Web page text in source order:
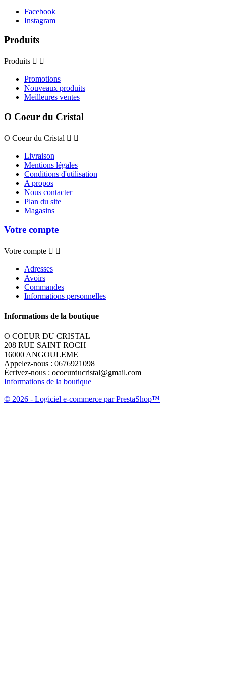
Facebook
Instagram
Produits
Produits  
Promotions
Nouveaux produits
Meilleures ventes
O Coeur du Cristal
O Coeur du Cristal  
Livraison
Mentions légales
Conditions d'utilisation
A propos
Nous contacter
Plan du site
Magasins
Votre compte
Votre compte  
Adresses
Avoirs
Commandes
Informations personnelles
Informations de la boutique
O COEUR DU CRISTAL
208 RUE SAINT ROCH
16000 ANGOULEME
Appelez-nous : 0676921098
Écrivez-nous : ocoeurducristal@gmail.com
Informations de la boutique
© 2026 - Logiciel e-commerce par PrestaShop™